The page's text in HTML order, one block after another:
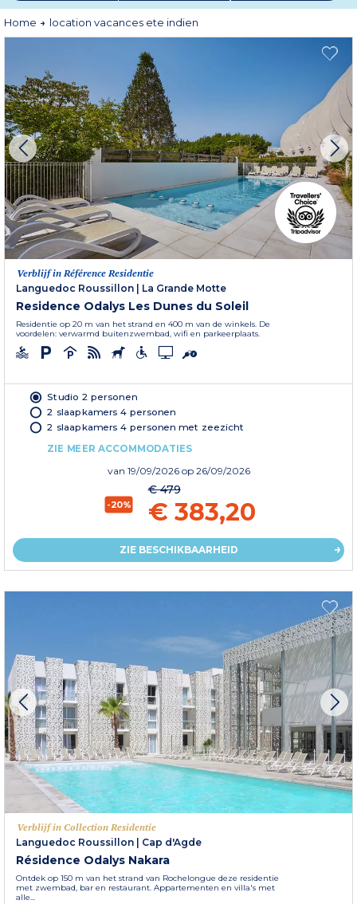
u maar wilt en ontdekt uw bestemming op uw eigen tempo. Even
ademhalen, de tijd nemen… en genieten van elk moment.
Met Odalys Vacances verblijft u in een comfortabele, volledig uitgeruste
ontdekkingen, ontspanning en het plezier om samen tijd door te brengen.
En als u deze zomer nu eens wat langer zou laten duren?
Home location vacances ete indien
Verblijf in Référence Residentie
Languedoc Roussillon
La Grande Motte
Residence Odalys Les Dunes du Soleil
Residentie op 20 m van het strand en 400 m van de winkels. De
voordelen: verwarmd buitenzwembad, wifi en parkeerplaats.
Studio 2 personen
2 slaapkamers 4 personen
2 slaapkamers 4 personen met zeezicht
ZIE MEER ACCOMMODATIES
van 19/09/2026 op 26/09/2026
-20%
€ 479
€ 383,20
ZIE BESCHIKBAARHEID
Verblijf in Collection Residentie
Languedoc Roussillon
Cap d'Agde
Résidence Odalys Nakara
Ontdek op 150 m van het strand van Rochelongue deze residentie
met zwembad, bar en restaurant. Appartementen en villa's met
alle...